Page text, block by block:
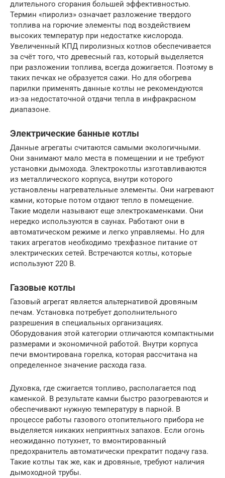
длительного сгорания большей эффективностью.
Термин «пиролиз» означает разложение твердого
топлива на горючие элементы под воздействием
высоких температур при недостатке кислорода.
Увеличенный КПД пиролизных котлов обеспечивается
за счёт того, что древесный газ, который выделяется
при разложении топлива, всегда дожигается. Поэтому в
таких печках не образуется сажи. Но для обогрева
парилки применять данные котлы не рекомендуются
из-за недостаточной отдачи тепла в инфракрасном
диапазоне.
Электрические банные котлы
Данные агрегаты считаются самыми экологичными.
Они занимают мало места в помещении и не требуют
установки дымохода. Электрокотлы изготавливаются
из металлического корпуса, внутри которого
установлены нагревательные элементы. Они нагревают
камни, которые потом отдают тепло в помещение.
Такие модели называют еще электрокаменками. Они
нередко используются в саунах. Работают они в
автоматическом режиме и легко управляемы. Но для
таких агрегатов необходимо трехфазное питание от
электрических сетей. Встречаются котлы, которые
используют 220 В.
Газовые котлы
Газовый агрегат является альтернативой дровяным
печам. Установка потребует дополнительного
разрешения в специальных организациях.
Оборудования этой категории отличаются компактными
размерами и экономичной работой. Внутри корпуса
печи вмонтирована горелка, которая рассчитана на
определенное значение расхода газа.
Духовка, где сжигается топливо, располагается под
каменкой. В результате камни быстро разогреваются и
обеспечивают нужную температуру в парной. В
процессе работы газового отопительного прибора не
выделяется никаких неприятных запахов. Если огонь
неожиданно потухнет, то вмонтированный
предохранитель автоматически прекратит подачу газа.
Такие котлы так же, как и дровяные, требуют наличия
дымоходной трубы.